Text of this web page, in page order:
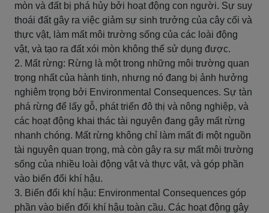
mòn và đất bị phá hủy bởi hoạt động con người. Sự suy
thoái đất gây ra việc giảm sự sinh trưởng của cây cối và
thực vật, làm mất môi trường sống của các loài động
vật, và tạo ra đất xói mòn không thể sử dụng được.
2. Mất rừng: Rừng là một trong những môi trường quan
trọng nhất của hành tinh, nhưng nó đang bị ảnh hưởng
nghiêm trọng bởi Environmental Consequences. Sự tàn
phá rừng để lấy gỗ, phát triển đô thị và nông nghiệp, và
các hoạt động khai thác tài nguyên đang gây mất rừng
nhanh chóng. Mất rừng không chỉ làm mất đi một nguồn
tài nguyên quan trọng, mà còn gây ra sự mất môi trường
sống của nhiều loài động vật và thực vật, và góp phần
vào biến đổi khí hậu.
3. Biến đổi khí hậu: Environmental Consequences góp
phần vào biến đổi khí hậu toàn cầu. Các hoạt động gây